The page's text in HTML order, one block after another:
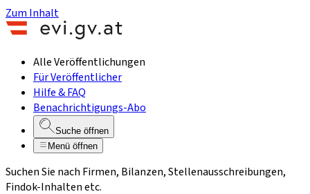
Zum Inhalt
Alle Veröffentlichungen
Für Veröffentlicher
Hilfe & FAQ
Benachrichtigungs-Abo
Suche öffnen
Menü öffnen
Suchen Sie nach Firmen, Bilanzen, Stellenausschreibungen,
Findok-Inhalten etc.